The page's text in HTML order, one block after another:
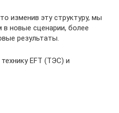
изменив эту структуру, мы
новые сценарии, более
результаты.
EFT (ТЭС) и